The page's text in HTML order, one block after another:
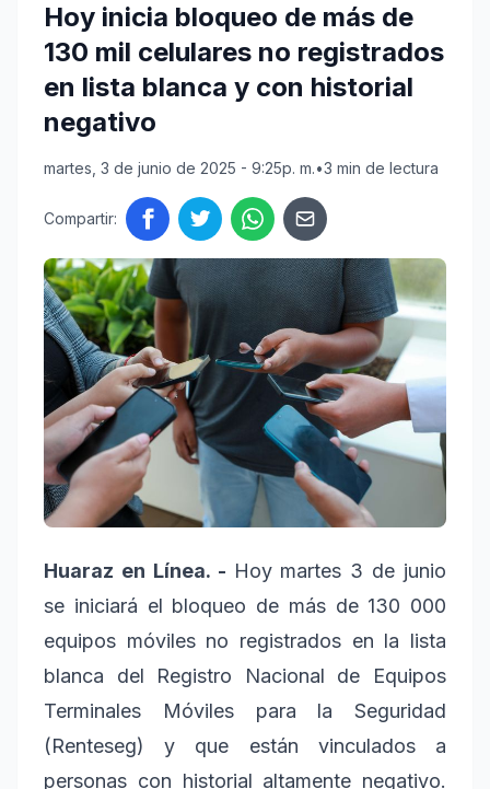
Hoy inicia bloqueo de más de
130 mil celulares no registrados
en lista blanca y con historial
negativo
martes, 3 de junio de 2025 - 9:25p. m.•3 min de lectura
Compartir:
Huaraz en Línea. - Hoy martes 3 de junio
se iniciará el bloqueo de más de 130 000
equipos móviles no registrados en la lista
blanca del Registro Nacional de Equipos
Terminales Móviles para la Seguridad
(Renteseg) y que están vinculados a
personas con historial altamente negativo.